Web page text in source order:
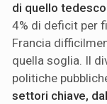
di quello tedesco
4% di deficit per
Francia
quella soglia. Il
politiche
settori chiave,